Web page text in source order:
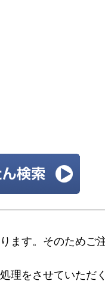
ます。そのためご
理をさせていただ